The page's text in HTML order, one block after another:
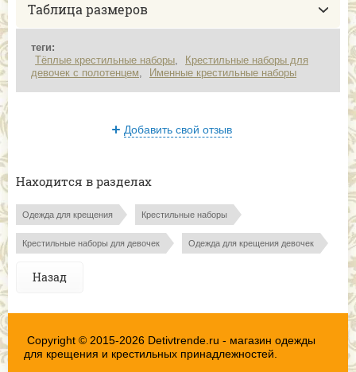
Таблица размеров
теги:
Тёплые крестильные наборы,
Крестильные наборы для
девочек с полотенцем, Именные крестильные наборы
Добавить свой отзыв
Находится в разделах
Одежда для крещения Крестильные наборы
Крестильные наборы для девочек Одежда для крещения девочек
Назад
Copyright © 2015-2026 Detivtrende.ru - магазин одежды
для крещения и крестильных принадлежностей.